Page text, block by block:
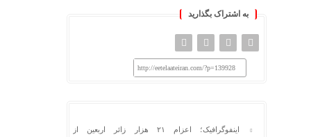
به اشتراک بگذارید
http://eetelaateiran.com/?p=139928
اینفوگرافیک؛ اعزام ۲۱ هزار زائر اربعین از